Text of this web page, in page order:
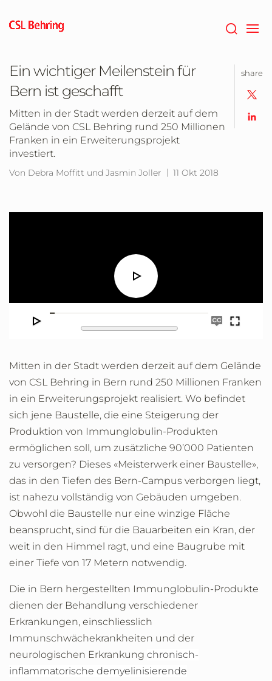
Hauptinhalt
springen
Ein wichtiger Meilenstein für
Bern ist geschafft
Mitten in der Stadt werden derzeit auf dem
Gelände von CSL Behring rund 250 Millionen
Franken in ein Erweiterungsprojekt
investiert.
Von Debra Moffitt und Jasmin Joller 11 Okt 2018
Play
Mitten in der Stadt werden derzeit auf dem Gelände
von CSL Behring in Bern rund 250 Millionen Franken
in ein Erweiterungsprojekt realisiert. Wo befindet
sich jene Baustelle, die eine Steigerung der
Produktion von Immunglobulin-Produkten
ermöglichen soll, um zusätzliche 90’000 Patienten
zu versorgen? Dieses «Meisterwerk einer Baustelle»,
das in den Tiefen des Bern-Campus verborgen liegt,
ist nahezu vollständig von Gebäuden umgeben.
Obwohl die Baustelle nur eine winzige Fläche
beansprucht, sind für die Bauarbeiten ein Kran, der
weit in den Himmel ragt, und eine Baugrube mit
einer Tiefe von 17 Metern notwendig.
Die in Bern hergestellten Immunglobulin-Produkte
dienen der Behandlung verschiedener
Erkrankungen, einschliesslich
Immunschwächekrankheiten und der
neurologischen Erkrankung chronisch-
inflammatorische demyelinisierende
share